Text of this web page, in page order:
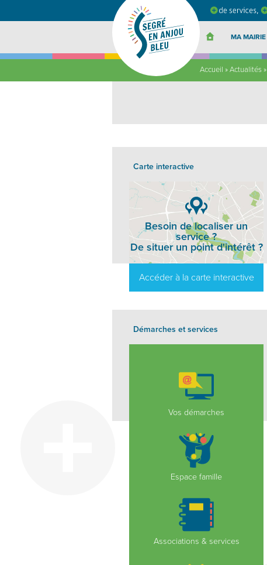
MA MAIRIE
Accueil »Actualités»
Carte interactive
Besoin de localiser un
service ?
De situer un point d'intérêt ?
Accéder à la carte interactive
Démarches et services
Vos démarches
Espace famille
Associations & services